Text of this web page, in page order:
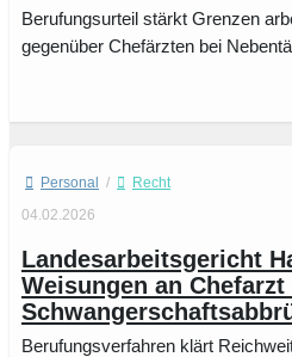
Berufungsurteil stärkt Grenzen
gegenüber Chefärzten bei
Personal /
Recht
04.02.2026
Landesarbeitsgericht
Weisungen an Chefarzt
Berufungsverfahren klärt